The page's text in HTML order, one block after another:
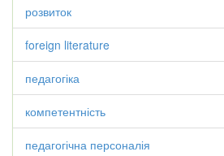
розвиток
foreign literature
педагогіка
компетентність
педагогічна персоналія